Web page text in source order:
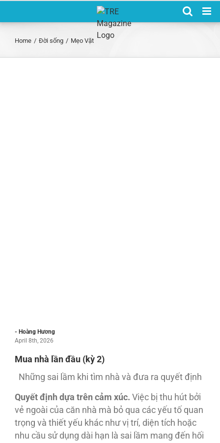
Home / Đời sống / Mẹo Vặt
- Hoàng Hương
April 8th, 2026
Mua nhà lần đầu (kỳ 2)
Những sai lầm khi tìm nhà và đưa ra quyết định
Quyết định dựa trên cảm xúc. Việc bị thu hút bởi
vẻ ngoài của căn nhà mà bỏ qua các yếu tố quan
trọng và thiết yếu khác như vị trí, diện tích hoặc
nhu cầu sử dụng dài hạn là sai lầm mang đến hối